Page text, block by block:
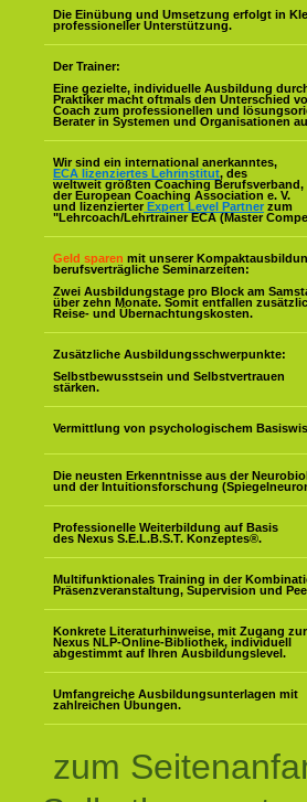
Die Einübung und Umsetzung erfolgt in
professioneller Unterstützung.
Der Trainer:
Eine gezielte, individuelle Ausbildung
Praktiker macht oftmals den Unterschied
Coach zum professionellen und
Berater in Systemen und Organisationen
Wir sind ein international anerkanntes,
ECA lizenziertes Lehrinstitut, des
weltweit größten Coaching Berufsverband,
der European Coaching Association e. V.
und lizenzierter Expert Level Partner zum
"Lehrcoach/Lehrtrainer ECA (Master
Geld sparen mit unserer
berufsverträgliche Seminarzeiten:
Zwei Ausbildungstage pro Block am
über zehn Monate. Somit entfallen
Reise- und Übernachtungskosten.
Zusätzliche Ausbildungsschwerpunkte:
Selbstbewusstsein und Selbstvertrauen
stärken.
Vermittlung von psychologischem
Die neusten Erkenntnisse aus der
und der Intuitionsforschung
Professionelle Weiterbildung auf Basis
des Nexus S.E.L.B.S.T. Konzeptes®.
Multifunktionales Training in der
Präsenzveranstaltung, Supervision und
Konkrete Literaturhinweise, mit Zugang zur
Nexus NLP-Online-Bibliothek, individuell
abgestimmt auf Ihren Ausbildungslevel.
Umfangreiche Ausbildungsunterlagen mit
zahlreichen Übungen.
zum